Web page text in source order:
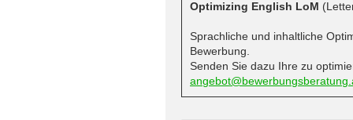
Optimizing English LoM
Sprachliche und inhaltliche
Bewerbung.
Senden Sie dazu Ihre zu